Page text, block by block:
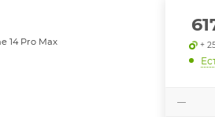
14 Pro Max
+